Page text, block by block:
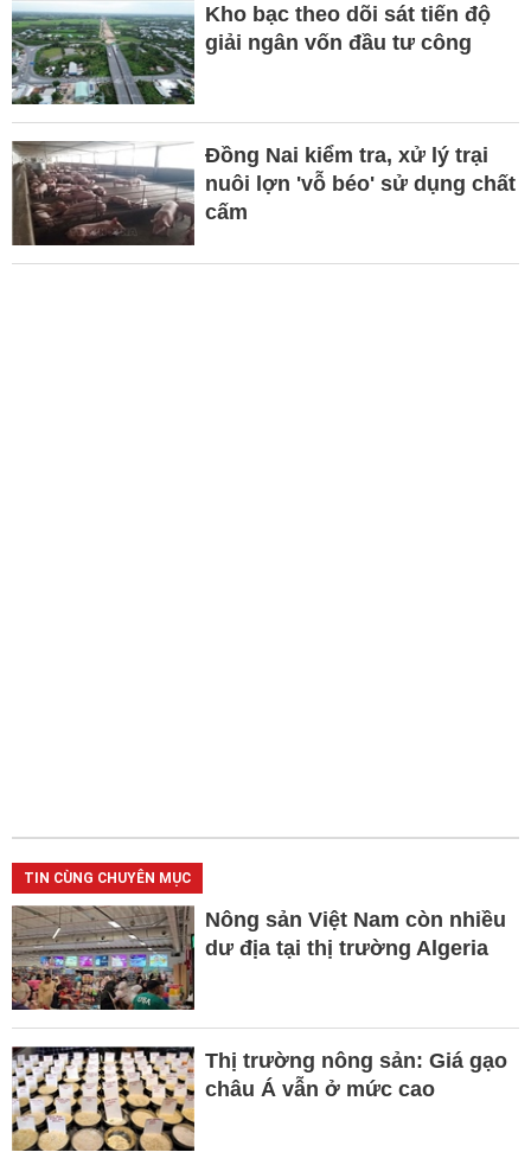
Kho bạc theo dõi sát tiến độ
giải ngân vốn đầu tư công
Đồng Nai kiểm tra, xử lý trại
nuôi lợn 'vỗ béo' sử dụng chất
cấm
TIN CÙNG CHUYÊN MỤC
Nông sản Việt Nam còn nhiều
dư địa tại thị trường Algeria
Thị trường nông sản: Giá gạo
châu Á vẫn ở mức cao